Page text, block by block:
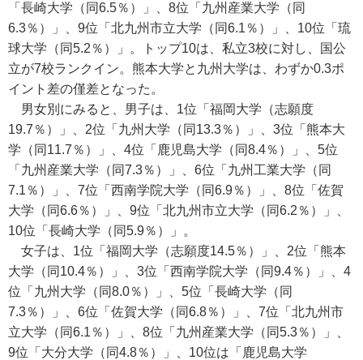
「長崎大学（同6.5％）」、8位「九州産業大学（同
6.3％）」、9位「北九州市立大学（同6.1％）」、10位「琉
球大学（同5.2％）」。トップ10は、私立3校に対し、国公
立が7校ランクイン。熊本大学と九州大学は、わずか0.3ポ
イント差の僅差となった。
男女別にみると、男子は、1位「福岡大学（志願度
19.7％）」、2位「九州大学（同13.3％）」、3位「熊本大
学（同11.7％）」、4位「鹿児島大学（同8.4％）」、5位
「九州産業大学（同7.3％）」、6位「九州工業大学（同
7.1％）」、7位「西南学院大学（同6.9％）」、8位「佐賀
大学（同6.6％）」、9位「北九州市立大学（同6.2％）」、
10位「長崎大学（同5.9％）」。
女子は、1位「福岡大学（志願度14.5％）」、2位「熊本
大学（同10.4％）」、3位「西南学院大学（同9.4％）」、4
位「九州大学（同8.0％）」、5位「長崎大学（同
7.3％）」、6位「佐賀大学（同6.8％）」、7位「北九州市
立大学（同6.1％）」、8位「九州産業大学（同5.3％）」、
9位「大分大学（同4.8％）」、10位は「鹿児島大学